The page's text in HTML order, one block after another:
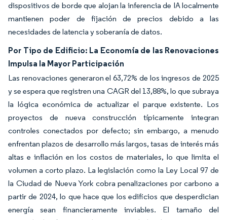
dispositivos de borde que alojan la inferencia de IA localmente
mantienen poder de fijación de precios debido a las
necesidades de latencia y soberanía de datos.
Por Tipo de Edificio: La Economía de las Renovaciones
Impulsa la Mayor Participación
Las renovaciones generaron el 63,72% de los ingresos de 2025
y se espera que registren una CAGR del 13,88%, lo que subraya
la lógica económica de actualizar el parque existente. Los
proyectos de nueva construcción típicamente integran
controles conectados por defecto; sin embargo, a menudo
enfrentan plazos de desarrollo más largos, tasas de interés más
altas e inflación en los costos de materiales, lo que limita el
volumen a corto plazo. La legislación como la Ley Local 97 de
la Ciudad de Nueva York cobra penalizaciones por carbono a
partir de 2024, lo que hace que los edificios que desperdician
energía sean financieramente inviables. El tamaño del